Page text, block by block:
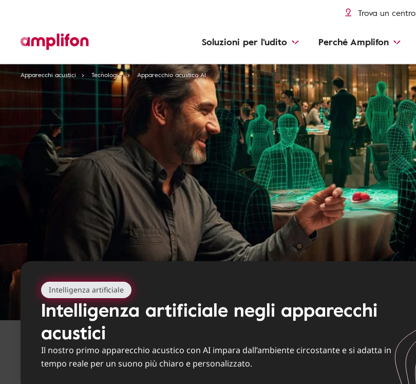
Trova un centro
Soluzioni per l'udito Perché Amplifon
Apparecchi acustici Tecnologia Apparecchio acustico AI
Intelligenza artificiale
Intelligenza artificiale negli apparecchi
acustici
Il nostro primo apparecchio acustico con AI impara dall’ambiente circostante e si adatta in
tempo reale per un suono più chiaro e personalizzato.